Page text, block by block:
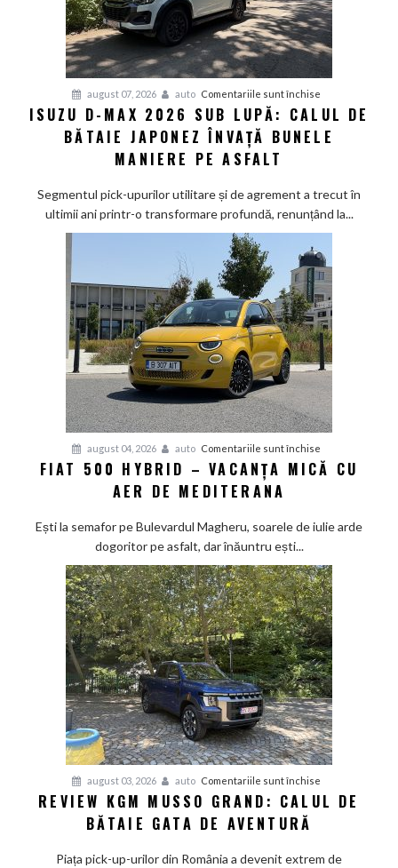
august 07, 2026 auto Comentariile sunt închise
D-
sub
lupă:
de
bătaie
japonez
învață
bunele
maniere
pe
ISUZU D-MAX 2026 SUB LUPĂ: CALUL DE
BĂTAIE JAPONEZ ÎNVAȚĂ BUNELE
MANIERE PE ASFALT
Segmentul pick-upurilor utilitare și de agrement a trecut în
ultimii ani printr-o transformare profundă, renunțând la...
august 04, 2026 auto Comentariile sunt închise
Fiat
–
mică
cu
aer
de
Mediterana
FIAT 500 HYBRID – VACANȚA MICĂ CU
AER DE MEDITERANA
Ești la semafor pe Bulevardul Magheru, soarele de iulie arde
dogoritor pe asfalt, dar înăuntru ești...
august 03, 2026 auto Comentariile sunt închise
Review
Grand:
REVIEW KGM MUSSO GRAND: CALUL DE
BĂTAIE GATA DE AVENTURĂ
Piața pick-up-urilor din România a devenit extrem de